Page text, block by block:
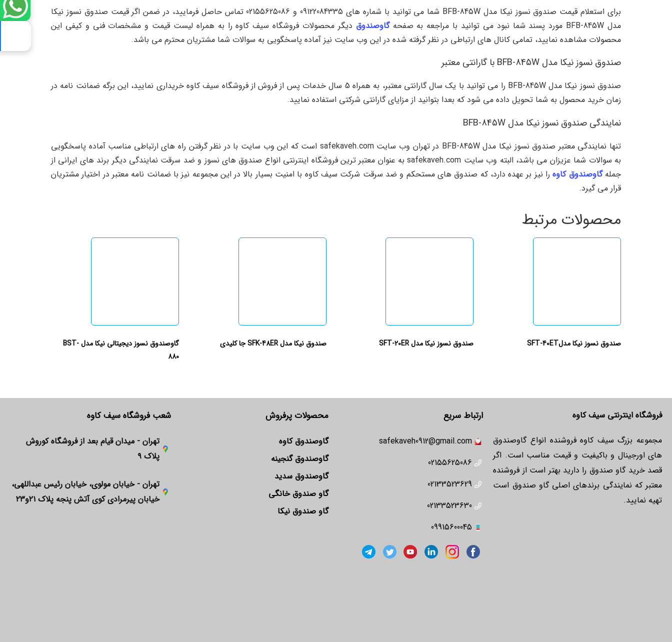
برای استعلام قیمت صندوق نسوز نیکا مدل BFB-845W شما می توانید با شماره های 09122084335 و 02155625086 تماس حاصل فرمایید، در ضمن اگر قیمت صندوق نسوز نیکا
مدل BFB-845W مورد پسند شما نبود می توانید با مراجعه به صفحه
گاوصندوق دیگر محصولات فروشگاه سیف کاوه را به همراه لیست قیمت و مشخصات فنی و کیفی این
محصولات مشاهده نمایید، تمامی کانال های ارتباطی در نظر گرفته شده در این وب سایت نیز آماده پاسخگویی به سوالات شما مشتریان محترم می باشد.
صندوق نسوز نیکا مدل BFB-845W با گارانتی معتبر
صندوق نسوز نیکا مدل BFB-845W را می توانید با یک سال گارانتی معتبر، به همراه 5 سال خدمات پس از فروش از فروشگاه سیف کاوه خریداری نمایید، این برگه ضمانت نامه در
زمان خرید محصول به شما تحویل داده می شود که بعدا بتوانید از مزایای گارانتی شرکتی استفاده نمایید.
نمایندگی صندوق نسوز نیکا مدل BFB-845W
تنها نمایندگی معتبر صندوق نسوز نیکا مدل BFB-845W در تهران وب سایت safekaveh.com است که این وب سایت با در نظر گرفتن راه های ارتباطی مناسب آماده پاسخگویی
به سوالات شما عزیزان می باشد، البته وب سایت safekaveh.com به عنوان معتبر ترین فروشگاه اینترنتی انواع صندوق های نسوز و ضد سرقت نمایندگی دیگر برند های ایرانی از
جملهگاوصندوق کاوهرا نیز بر عهده دارد، که صندوق های مستحکم و ضد سرقت شرکت سیف کاوه با امنیت بسیار بالا در این مجموعه نیز با ضمانت نامه معتبر در اختیار مشتریان
قرار می گیرد.
محصولات مرتبط
صندوق نسوز نیکا مدلSFT-40ET صندوق نسوز نیکا مدل SFT-20ER صندوق نیکا مدل SFK-48ER جا کلیدی
گاوصندوق نسوز دیجیتالی نیکا مدل BST-
880
فروشگاه اینترنتی سیف کاوه
مجموعه بزرگ سیف کاوه فروشنده انواع گاوصندوق
های اورجینال و باکیفیت و قیمت مناسب است. اگر
قصد خرید گاو صندوق را دارید بهتر است از فروشنده
معتبر که نمایندگی برندهای اصلی گاو صندوق است
تهیه نمایید.
ارتباط سریع
safekaveh0912@gmail.com
02155625086
02133523629
02133523630
09915600045
محصولات پرفروش
گاوصندوق کاوه
گاوصندوق گنجینه
گاوصندوق سدید
گاو صندوق خانگی
گاو صندوق نیکا
شعب فروشگاه سیف کاوه
تهران - میدان قیام بعد از فروشگاه کوروش
پلاک ۹
تهران - خیابان مولوی، خیابان رئیس عبداللهی،
خیابان پیرمرادی کوی آتش پنجه پلاک ۲۱و۲۳